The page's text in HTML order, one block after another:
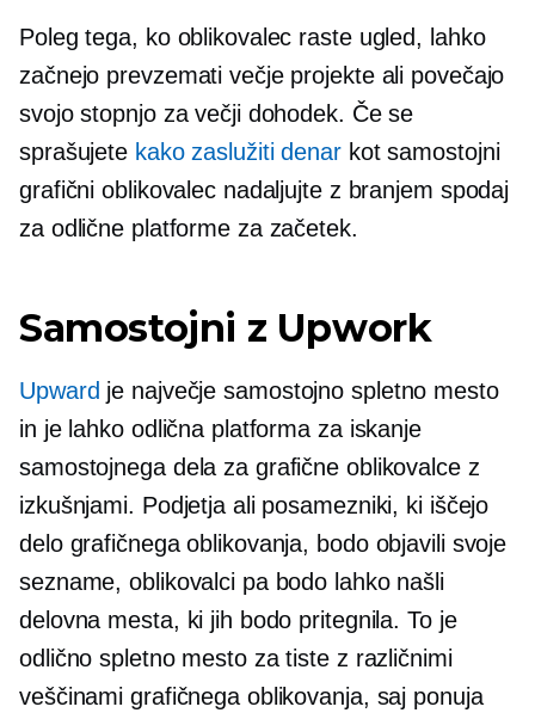
Poleg tega, ko oblikovalec raste ugled, lahko
začnejo prevzemati večje projekte ali povečajo
svojo stopnjo za večji dohodek. Če se
sprašujete kako zaslužiti denarkot samostojni
grafični oblikovalec nadaljujte z branjem spodaj
za odlične platforme za začetek.
Samostojni z Upwork
Upward je največje samostojno spletno mesto
in je lahko odlična platforma za iskanje
samostojnega dela za grafične oblikovalce z
izkušnjami. Podjetja ali posamezniki, ki iščejo
delo grafičnega oblikovanja, bodo objavili svoje
sezname, oblikovalci pa bodo lahko našli
delovna mesta, ki jih bodo pritegnila. To je
odlično spletno mesto za tiste z različnimi
veščinami grafičnega oblikovanja, saj ponuja